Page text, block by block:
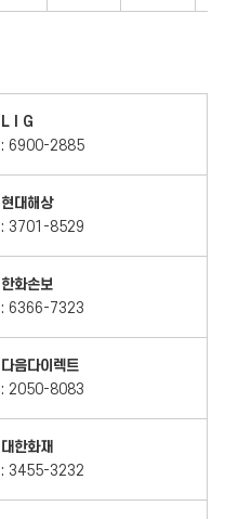
L I G
: 6900-2885
현대해상
: 3701-8529
한화손보
: 6366-7323
다음다이렉트
: 2050-8083
대한화재
: 3455-3232